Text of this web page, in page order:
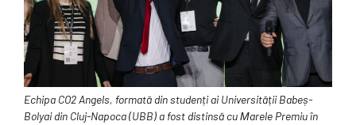
Echipa CO2 Angels, formată din studenți ai Universității Babeș-
Bolyai din Cluj-Napoca (UBB) a fost distinsă cu Μarele Premiu în